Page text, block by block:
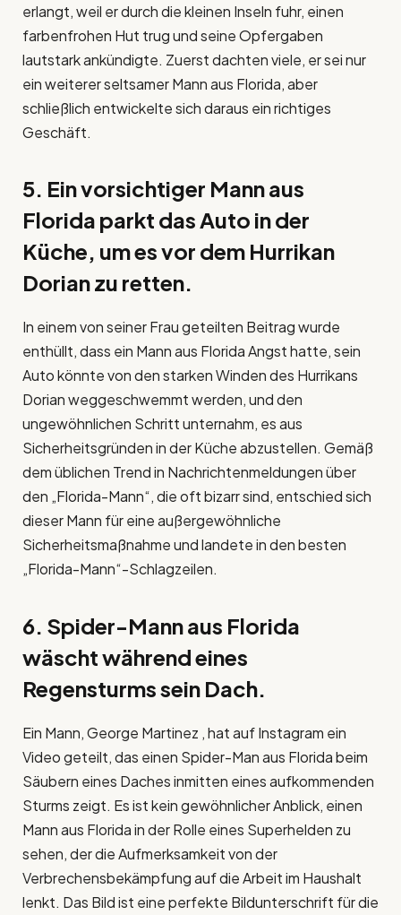
erlangt, weil er durch die kleinen Inseln fuhr, einen
farbenfrohen Hut trug und seine Opfergaben
lautstark ankündigte. Zuerst dachten viele, er sei nur
ein weiterer seltsamer Mann aus Florida, aber
schließlich entwickelte sich daraus ein richtiges
Geschäft.
5. Ein vorsichtiger Mann aus
Florida parkt das Auto in der
Küche, um es vor dem Hurrikan
Dorian zu retten.
In einem von seiner Frau geteilten Beitrag wurde
enthüllt, dass ein Mann aus Florida Angst hatte, sein
Auto könnte von den starken Winden des Hurrikans
Dorian weggeschwemmt werden, und den
ungewöhnlichen Schritt unternahm, es aus
Sicherheitsgründen in der Küche abzustellen. Gemäß
dem üblichen Trend in Nachrichtenmeldungen über
den „Florida-Mann“, die oft bizarr sind, entschied sich
dieser Mann für eine außergewöhnliche
Sicherheitsmaßnahme und landete in den besten
„Florida-Mann“-Schlagzeilen.
6. Spider-Mann aus Florida
wäscht während eines
Regensturms sein Dach.
Ein Mann, George Martinez , hat auf Instagram ein
Video geteilt, das einen Spider-Man aus Florida beim
Säubern eines Daches inmitten eines aufkommenden
Sturms zeigt. Es ist kein gewöhnlicher Anblick, einen
Mann aus Florida in der Rolle eines Superhelden zu
sehen, der die Aufmerksamkeit von der
Verbrechensbekämpfung auf die Arbeit im Haushalt
lenkt. Das Bild ist eine perfekte Bildunterschrift für die